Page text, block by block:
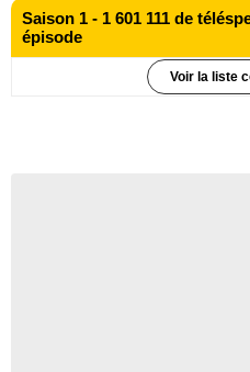
Saison 1 - 1 601 111 de
épisode
Voir la liste
1 070 000 téléspectateurs